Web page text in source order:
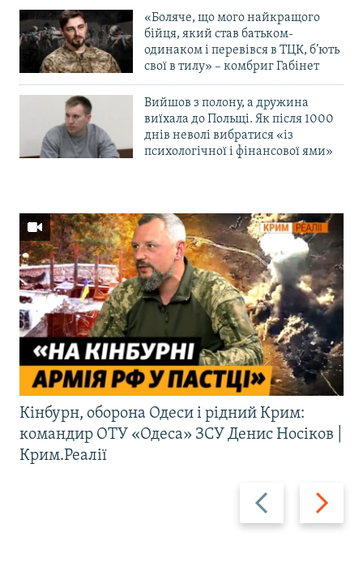
«Боляче, що мого найкращого
бійця, який став батьком-
одинаком і перевівся в ТЦК, б’ють
свої в тилу» – комбриг Габінет
Вийшов з полону, а дружина
виїхала до Польщі. Як після 1000
днів неволі вибратися «із
психологічної і фінансової ями»
Назад Вперед
Кінбурн, оборона Одеси і рідний Крим:
командир ОТУ «Одеса» ЗСУ Денис Носіков |
Крим.Реалії